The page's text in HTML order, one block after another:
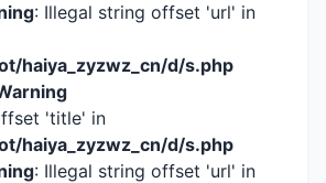
: Illegal string offset 'url' in
haiya_zyzwz_cn/d/s.php
'title' in
haiya_zyzwz_cn/d/s.php
: Illegal string offset 'url' in